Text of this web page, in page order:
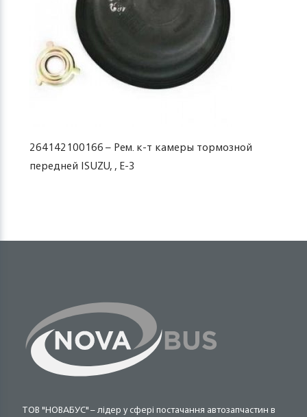
264142100166 – Рем. к-т камеры тормозной
передней ISUZU, , Е-3
ТОВ "НОВАБУС" – лідер у сфері постачання автозапчастин в